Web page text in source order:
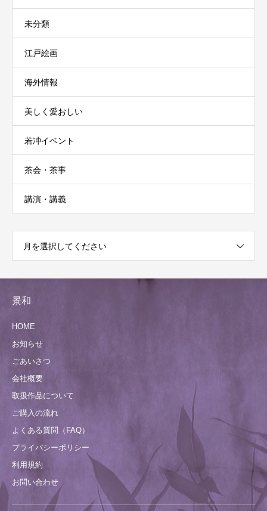
未分類
江戸絵画
海外情報
美しく愛おしい
若冲イベント
茶会・茶事
講演・講義
月を選択してください
景和
HOME
お知らせ
ごあいさつ
会社概要
取扱作品について
ご購入の流れ
よくある質問（FAQ）
プライバシーポリシー
利用規約
お問い合わせ